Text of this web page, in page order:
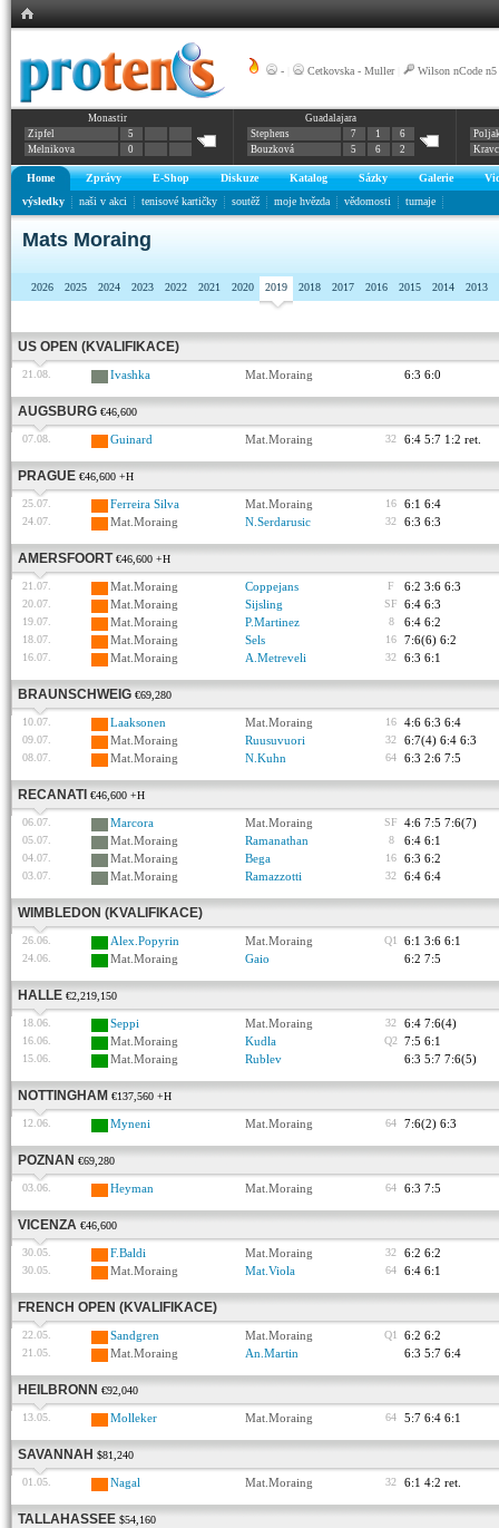
- Cetkovska - Muller| Wilson nCode n5
Monastir
Zipfel
5
Melnikova
0
Guadalajara
Stephens
7 1
6
Bouzková
5 6 2
Home Zprávy E-Shop Diskuze Katalog Sázky Galerie
výsledky
naši v akci tenisové kartičky soutěž moje hvězda vědomosti turnaje
Mats Moraing
2026 2025 2024 2023 2022 2021 2020 2019 2018 2017 2016 2015 2014 2013
US OPEN (KVALIFIKACE)
21.08. Ivashka Mat.Moraing 6:3 6:0
AUGSBURG €46,600
07.08. Guinard Mat.Moraing 32 6:4 5:7 1:2 ret.
PRAGUE €46,600 +H
25.07. Ferreira Silva Mat.Moraing 16 6:1 6:4
24.07. Mat.Moraing N.Serdarusic 32 6:3 6:3
AMERSFOORT €46,600 +H
21.07. Mat.Moraing Coppejans F 6:2 3:6 6:3
20.07. Mat.Moraing Sijsling SF 6:4 6:3
19.07. Mat.Moraing P.Martinez 8 6:4 6:2
18.07. Mat.Moraing Sels 16 7:6(6) 6:2
16.07. Mat.Moraing A.Metreveli 32 6:3 6:1
BRAUNSCHWEIG €69,280
10.07. Laaksonen Mat.Moraing 16 4:6 6:3 6:4
09.07. Mat.Moraing Ruusuvuori 32 6:7(4) 6:4 6:3
08.07. Mat.Moraing N.Kuhn 64 6:3 2:6 7:5
RECANATI €46,600 +H
06.07. Marcora Mat.Moraing SF 4:6 7:5 7:6(7)
05.07. Mat.Moraing Ramanathan 8 6:4 6:1
04.07. Mat.Moraing Bega 16 6:3 6:2
03.07. Mat.Moraing Ramazzotti 32 6:4 6:4
WIMBLEDON (KVALIFIKACE)
26.06. Alex.Popyrin Mat.Moraing Q1 6:1 3:6 6:1
24.06. Mat.Moraing Gaio 6:2 7:5
HALLE €2,219,150
18.06. Seppi Mat.Moraing 32 6:4 7:6(4)
16.06. Mat.Moraing Kudla Q2 7:5 6:1
15.06. Mat.Moraing Rublev 6:3 5:7 7:6(5)
NOTTINGHAM €137,560 +H
12.06. Myneni Mat.Moraing 64 7:6(2) 6:3
POZNAN €69,280
03.06. Heyman Mat.Moraing 64 6:3 7:5
VICENZA €46,600
30.05. F.Baldi Mat.Moraing 32 6:2 6:2
30.05. Mat.Moraing Mat.Viola 64 6:4 6:1
FRENCH OPEN (KVALIFIKACE)
22.05. Sandgren Mat.Moraing Q1 6:2 6:2
21.05. Mat.Moraing An.Martin 6:3 5:7 6:4
HEILBRONN €92,040
13.05. Molleker Mat.Moraing 64 5:7 6:4 6:1
SAVANNAH $81,240
01.05. Nagal Mat.Moraing 32 6:1 4:2 ret.
TALLAHASSEE $54,160